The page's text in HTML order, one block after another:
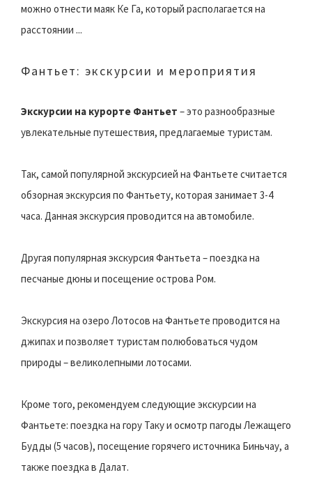
можно отнести маяк Ке Га, который располагается на
расстоянии ...
Фантьет: экскурсии и мероприятия
Экскурсии на курорте Фантьет – это разнообразные
увлекательные путешествия, предлагаемые туристам.
Так, самой популярной экскурсией на Фантьете считается
обзорная экскурсия по Фантьету, которая занимает 3-4
часа. Данная экскурсия проводится на автомобиле.
Другая популярная экскурсия Фантьета – поездка на
песчаные дюны и посещение острова Ром.
Экскурсия на озеро Лотосов на Фантьете проводится на
джипах и позволяет туристам полюбоваться чудом
природы – великолепными лотосами.
Кроме того, рекомендуем следующие экскурсии на
Фантьете: поездка на гору Таку и осмотр пагоды Лежащего
Будды (5 часов), посещение горячего источника Биньчау, а
также поездка в Далат.